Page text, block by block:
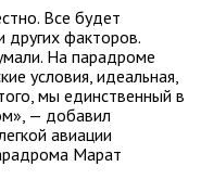
Все будет
других факторов.
На парадроме
условия, идеальная,
мы единственный в
— добавил
авиации
Марат